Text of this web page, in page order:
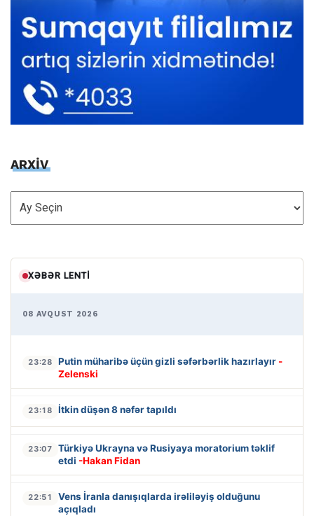
ARXİV
ARXİV
XƏBƏR LENTI
08 AVQUST 2026
23:28 Putin müharibə üçün gizli səfərbərlik hazırlayır -
Zelenski
23:18 İtkin düşən 8 nəfər tapıldı
23:07
Türkiyə Ukrayna və Rusiyaya moratorium təklif
etdi -Hakan Fidan
22:51
Vens İranla danışıqlarda irəliləyiş olduğunu
açıqladı